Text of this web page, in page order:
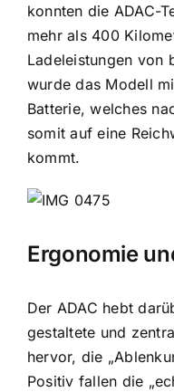
konnten die ADAC-
mehr als 400
Ladeleistungen von
wurde das Modell
Batterie, welches
somit auf eine
kommt.
Ergonomie
Der ADAC hebt
gestaltete und
hervor, die
Positiv fallen die